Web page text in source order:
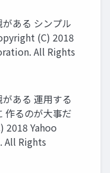
ある シンプル
(C) 2018
All Rights
ある 運用する
作るのが大事だ
2018 Yahoo
All Rights